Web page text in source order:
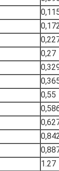
0,27
0,55
1.27